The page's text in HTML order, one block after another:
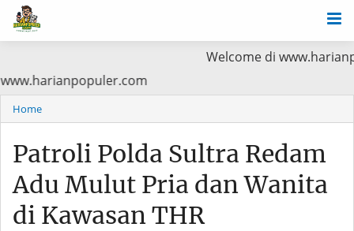
Welcome di
Baca di www.harianpopuler.com
Home
Patroli Polda Sultra Redam
Adu Mulut Pria dan Wanita
di Kawasan THR